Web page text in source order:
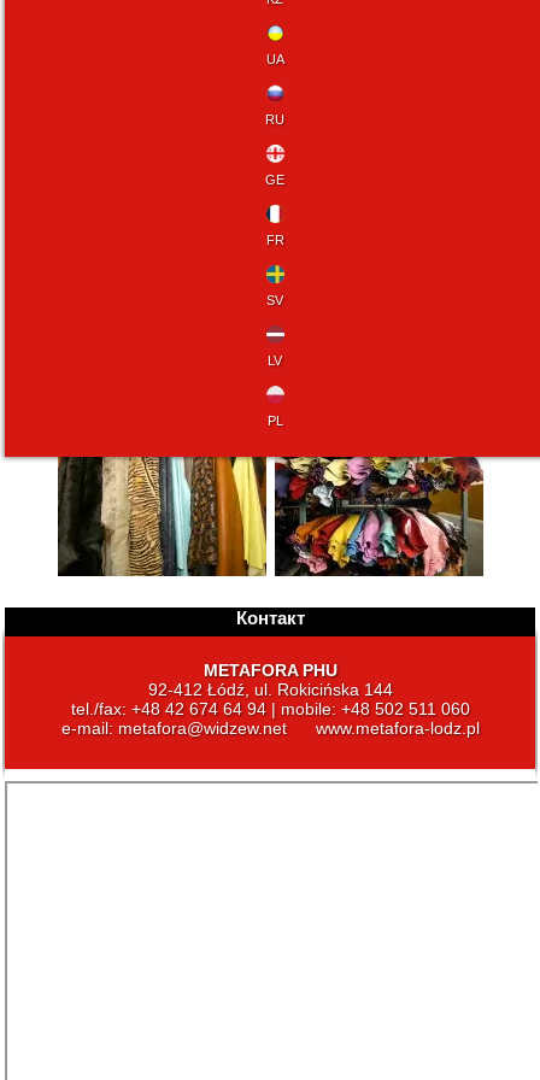
UA
RU
GE
FR
SV
LV
PL
Контакт
METAFORA PHU
92-412 Łódź, ul. Rokicińska 144
tel./fax: +48 42 674 64 94 | mobile: +48 502 511 060
e-mail: metafora@widzew.net www.metafora-lodz.pl